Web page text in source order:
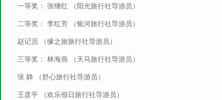
一等奖： 张继红 （阳光旅行社导游员）
二等奖： 李红芳 （银河旅行社导游员）
赵记员 （缘之旅旅行社导游员）
三等奖： 林海燕 （天马旅行社导游员）
张 静 （舒心旅行社导游员）
王彦平 （欢乐假日旅行社导游员）